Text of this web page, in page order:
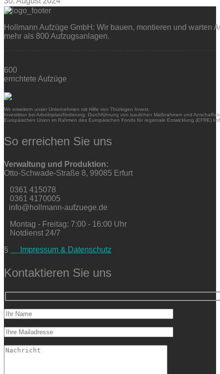
Hollmann Aufzüge GmbH: Wir bauen, montieren und warten
mehr als 800 Aufzugsanlagen.
600
errichtete Aufzüge
Wir erweitern unser Unternehmen mit Hilfe von Thüringen Invest.
Investition bei Arbeitsplatzförderung. Durchführung von baulichen Maßnahmen und
Europäischen Union im Rahmen des Europäischen Fonds für regionale Entwicklung (EFRE)
So erreichen Sie uns
Verwaltung und Produktion:
Otto-Schwade-Straße 8, 99085 Erfurt
0361 415078
0361 4170005
info@hollmann-aufzuege.de
Montag - Freitag: 7:00 - 16:00 Uhr
Notdienst 24/7
§
Impressum & Datenschutz
Kontaktieren Sie uns